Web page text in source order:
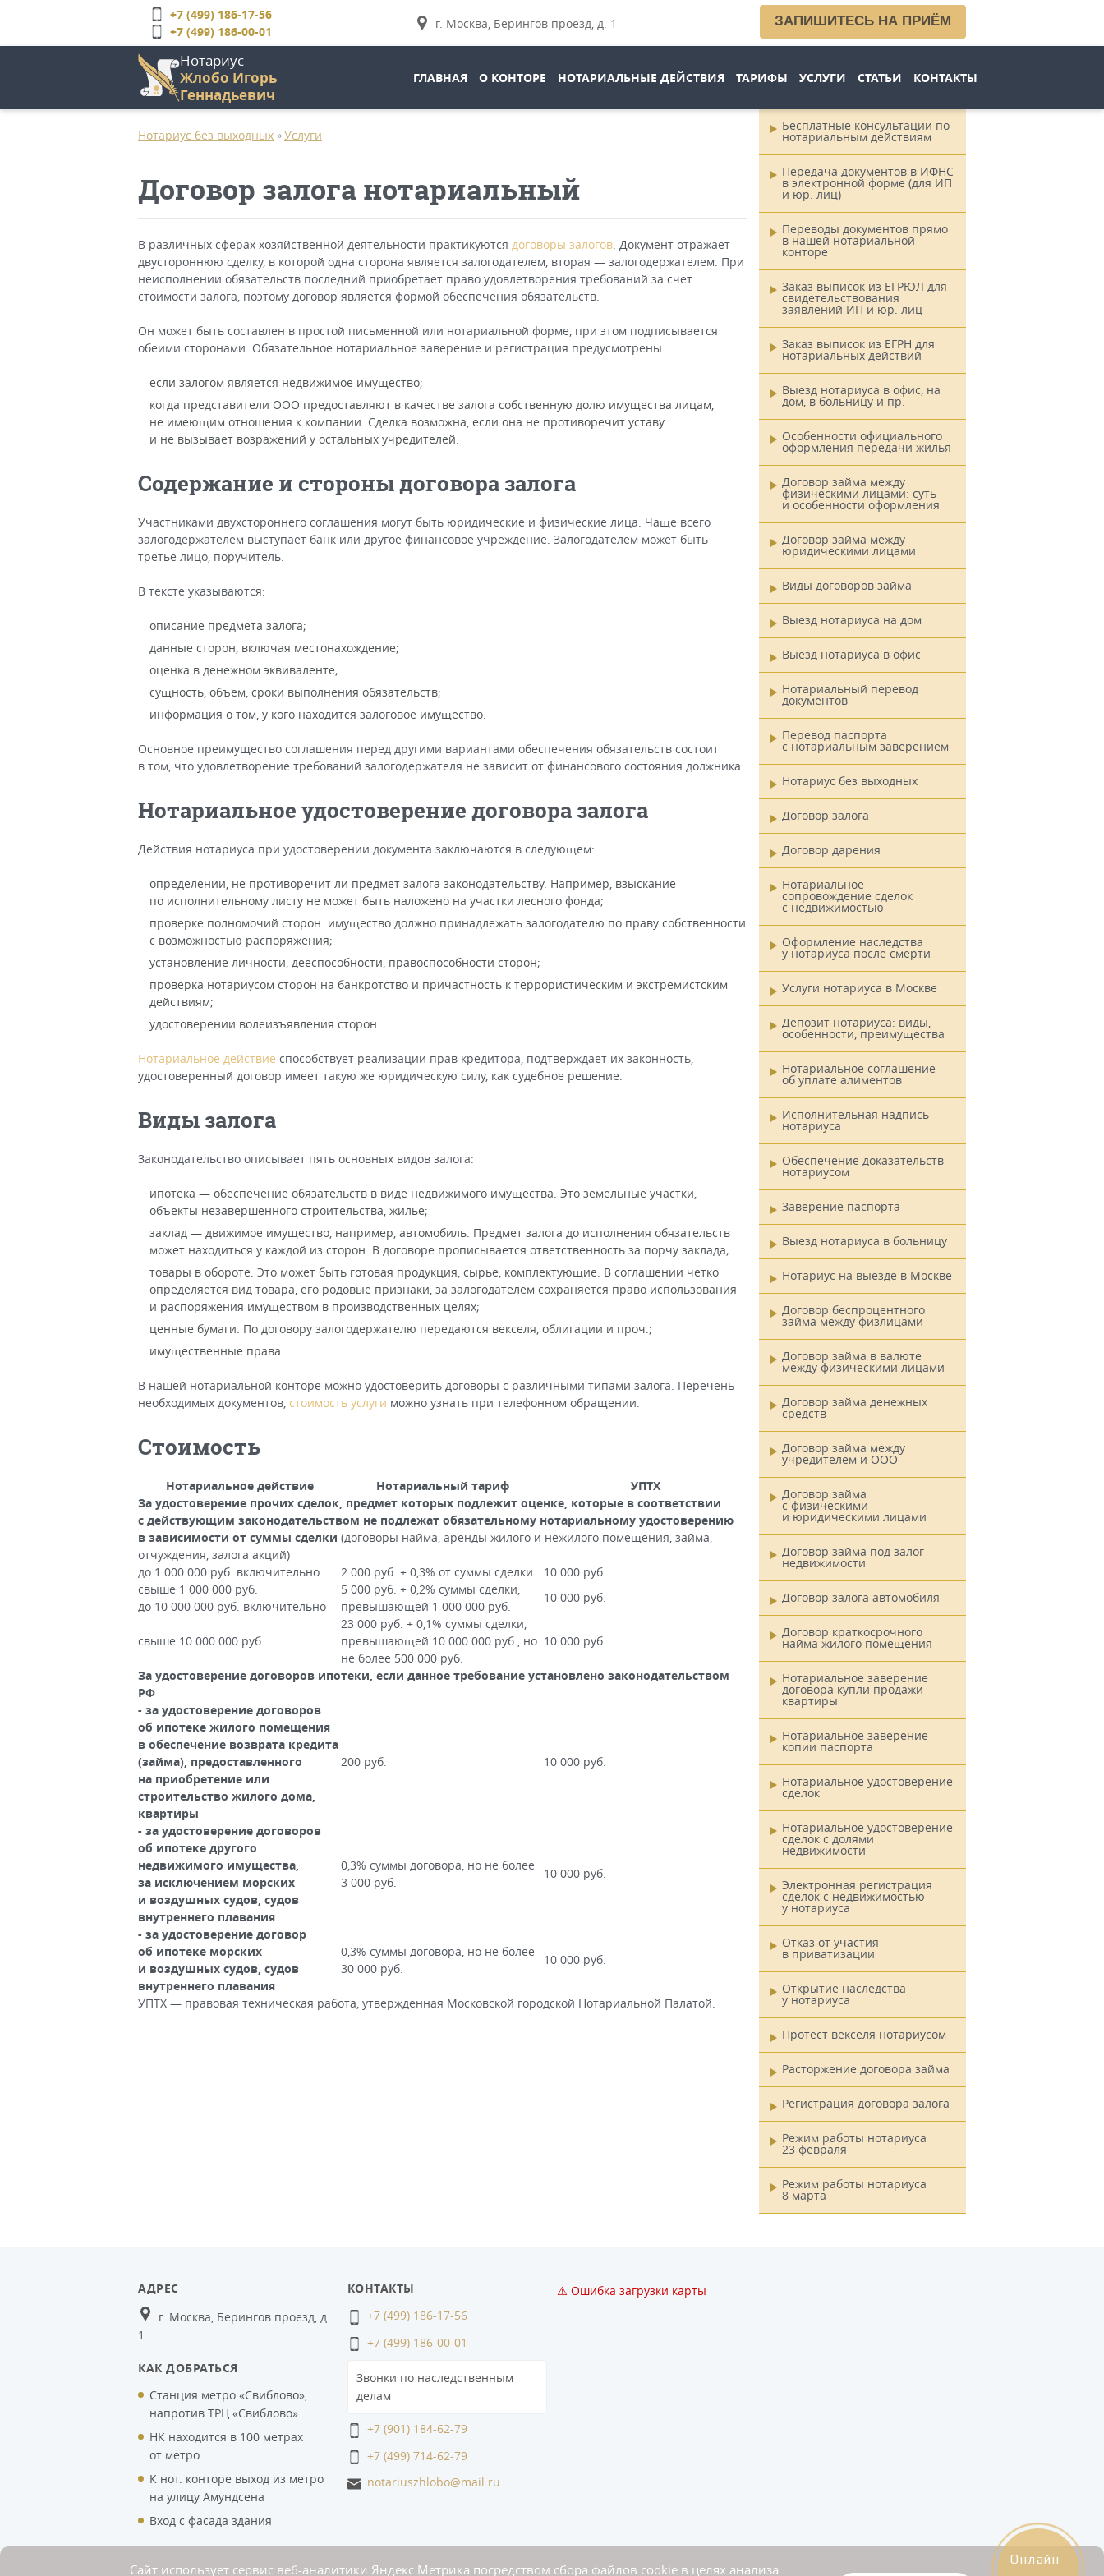
основному
+7 (499) 186-17-56
+7 (499) 186-00-01
г. Москва, Берингов проезд, д. 1 ЗАПИШИТЕСЬ НА ПРИЁМ
Нотариус
Жлобо Игорь
ГеннадьевичГлавное
меню
ГЛАВНАЯ О КОНТОРЕ НОТАРИАЛЬНЫЕ ДЕЙСТВИЯ ТАРИФЫ УСЛУГИ СТАТЬИ КОНТАКТЫ
Нотариус без выходных » Услуги
Договор залога нотариальный
В различных сферах хозяйственной деятельности практикуются договоры залогов. Документ отражает
двустороннюю сделку, в которой одна сторона является залогодателем, вторая — залогодержателем. При
неисполнении обязательств последний приобретает право удовлетворения требований за счет
стоимости залога, поэтому договор является формой обеспечения обязательств.
Он может быть составлен в простой письменной или нотариальной форме, при этом подписывается
обеими сторонами. Обязательное нотариальное заверение и регистрация предусмотрены:
если залогом является недвижимое имущество;
когда представители ООО предоставляют в качестве залога собственную долю имущества лицам,
не имеющим отношения к компании. Сделка возможна, если она не противоречит уставу
и не вызывает возражений у остальных учредителей.
Содержание и стороны договора залога
Участниками двухстороннего соглашения могут быть юридические и физические лица. Чаще всего
залогодержателем выступает банк или другое финансовое учреждение. Залогодателем может быть
третье лицо, поручитель.
В тексте указываются:
описание предмета залога;
данные сторон, включая местонахождение;
оценка в денежном эквиваленте;
сущность, объем, сроки выполнения обязательств;
информация о том, у кого находится залоговое имущество.
Основное преимущество соглашения перед другими вариантами обеспечения обязательств состоит
в том, что удовлетворение требований залогодержателя не зависит от финансового состояния должника.
Нотариальное удостоверение договора залога
Действия нотариуса при удостоверении документа заключаются в следующем:
определении, не противоречит ли предмет залога законодательству. Например, взыскание
по исполнительному листу не может быть наложено на участки лесного фонда;
проверке полномочий сторон: имущество должно принадлежать залогодателю по праву собственности
с возможностью распоряжения;
установление личности, дееспособности, правоспособности сторон;
проверка нотариусом сторон на банкротство и причастность к террористическим и экстремистским
действиям;
удостоверении волеизъявления сторон.
Нотариальное действие способствует реализации прав кредитора, подтверждает их законность,
удостоверенный договор имеет такую же юридическую силу, как судебное решение.
Виды залога
Законодательство описывает пять основных видов залога:
ипотека — обеспечение обязательств в виде недвижимого имущества. Это земельные участки,
объекты незавершенного строительства, жилье;
заклад — движимое имущество, например, автомобиль. Предмет залога до исполнения обязательств
может находиться у каждой из сторон. В договоре прописывается ответственность за порчу заклада;
товары в обороте. Это может быть готовая продукция, сырье, комплектующие. В соглашении четко
определяется вид товара, его родовые признаки, за залогодателем сохраняется право использования
и распоряжения имуществом в производственных целях;
ценные бумаги. По договору залогодержателю передаются векселя, облигации и проч.;
имущественные права.
В нашей нотариальной конторе можно удостоверить договоры с различными типами залога. Перечень
необходимых документов, стоимость услуги можно узнать при телефонном обращении.
Стоимость
Нотариальное действие Нотариальный тариф
УПТХ
За удостоверение прочих сделок, предмет которых подлежит оценке, которые в соответствии
с действующим законодательством не подлежат обязательному нотариальному удостоверению
в зависимости от суммы сделки (договоры найма, аренды жилого и нежилого помещения, займа,
отчуждения, залога акций)
до 1 000 000 руб. включительно
2 000 руб. + 0,3% от суммы сделки
10 000 руб.
свыше 1 000 000 руб.
до 10 000 000 руб. включительно
5 000 руб. + 0,2% суммы сделки,
превышающей 1 000 000 руб.
10 000 руб.
свыше 10 000 000 руб.
23 000 руб. + 0,1% суммы сделки,
превышающей 10 000 000 руб., но
не более 500 000 руб.
10 000 руб.
За удостоверение договоров ипотеки, если данное требование установлено законодательством
РФ
- за удостоверение договоров
об ипотеке жилого помещения
в обеспечение возврата кредита
(займа), предоставленного
на приобретение или
строительство жилого дома,
квартиры
200 руб. 10 000 руб.
- за удостоверение договоров
об ипотеке другого
недвижимого имущества,
за исключением морских
и воздушных судов, судов
внутреннего плавания
0,3% суммы договора, но не более
3 000 руб.
10 000 руб.
- за удостоверение договор
об ипотеке морских
и воздушных судов, судов
внутреннего плавания
0,3% суммы договора, но не более
30 000 руб.
10 000 руб.
УПТХ — правовая техническая работа, утвержденная Московской городской Нотариальной Палатой.
Главное
меню
Бесплатные консультации по
нотариальным действиям
Передача документов в ИФНС
в электронной форме (для ИП
и юр. лиц)
Переводы документов прямо
в нашей нотариальной
конторе
Заказ выписок из ЕГРЮЛ для
свидетельствования
заявлений ИП и юр. лиц
Заказ выписок из ЕГРН для
нотариальных действий
Выезд нотариуса в офис, на
дом, в больницу и пр.
Особенности официального
оформления передачи жилья
Договор займа между
физическими лицами: суть
и особенности оформления
Договор займа между
юридическими лицами
Виды договоров займа
Выезд нотариуса на дом
Выезд нотариуса в офис
Нотариальный перевод
документов
Перевод паспорта
с нотариальным заверением
Нотариус без выходных
Договор залога
Договор дарения
Нотариальное
сопровождение сделок
с недвижимостью
Оформление наследства
у нотариуса после смерти
Услуги нотариуса в Москве
Депозит нотариуса: виды,
особенности, преимущества
Нотариальное соглашение
об уплате алиментов
Исполнительная надпись
нотариуса
Обеспечение доказательств
нотариусом
Заверение паспорта
Выезд нотариуса в больницу
Нотариус на выезде в Москве
Договор беспроцентного
займа между физлицами
Договор займа в валюте
между физическими лицами
Договор займа денежных
средств
Договор займа между
учредителем и ООО
Договор займа
с физическими
и юридическими лицами
Договор займа под залог
недвижимости
Договор залога автомобиля
Договор краткосрочного
найма жилого помещения
Нотариальное заверение
договора купли продажи
квартиры
Нотариальное заверение
копии паспорта
Нотариальное удостоверение
сделок
Нотариальное удостоверение
сделок с долями
недвижимости
Электронная регистрация
сделок с недвижимостью
у нотариуса
Отказ от участия
в приватизации
Открытие наследства
у нотариуса
Протест векселя нотариусом
Расторжение договора займа
Регистрация договора залога
Режим работы нотариуса
23 февраля
Режим работы нотариуса
8 марта
АДРЕС
г. Москва, Берингов проезд, д.
1
КАК ДОБРАТЬСЯ
Станция метро «Свиблово»,
напротив ТРЦ «Свиблово»
НК находится в 100 метрах
от метро
К нот. конторе выход из метро
на улицу Амундсена
Вход с фасада здания
КОНТАКТЫ
+7 (499) 186-17-56
+7 (499) 186-00-01
Звонки по наследственным
делам
+7 (901) 184-62-79
+7 (499) 714-62-79
notariuszhlobo@mail.ru
⚠️ Ошибка загрузки карты
Онлайн-
Сайт использует сервис веб-аналитики Яндекс.Метрика посредством сбора файлов cookie в целях анализа